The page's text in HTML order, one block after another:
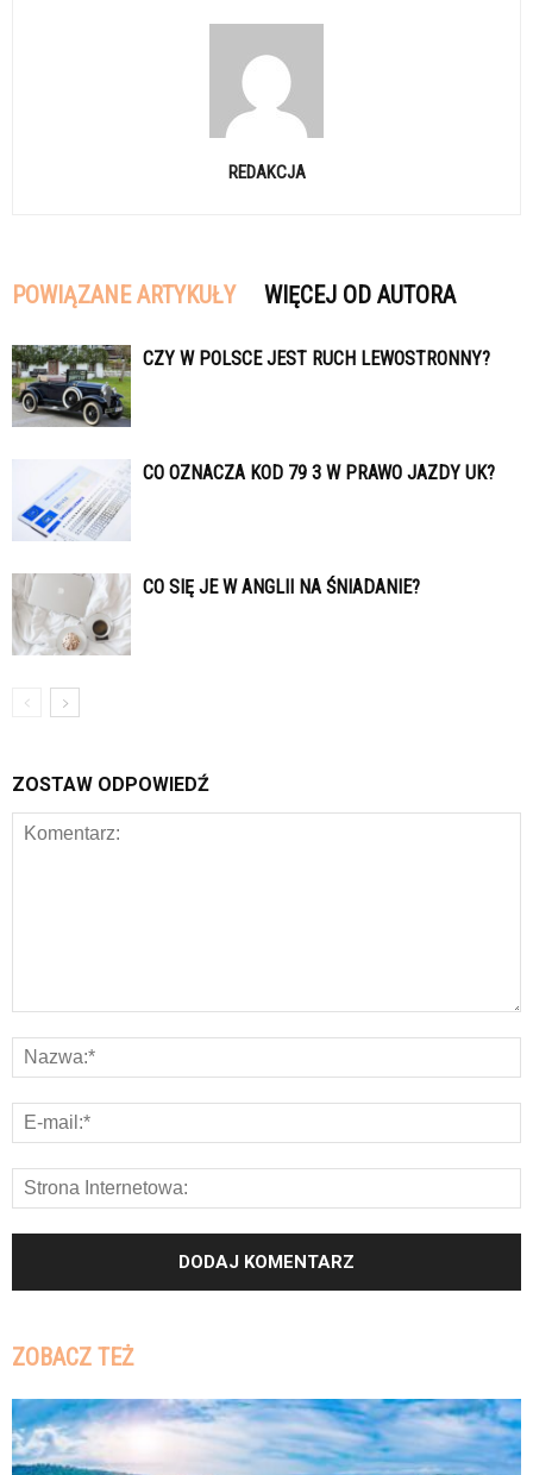
REDAKCJA
POWIĄZANE ARTYKUŁY WIĘCEJ OD AUTORA
CZY W POLSCE JEST RUCH LEWOSTRONNY?
CO OZNACZA KOD 79 3 W PRAWO JAZDY UK?
CO SIĘ JE W ANGLII NA ŚNIADANIE?
ZOSTAW ODPOWIEDŹ
ZOBACZ TEŻ